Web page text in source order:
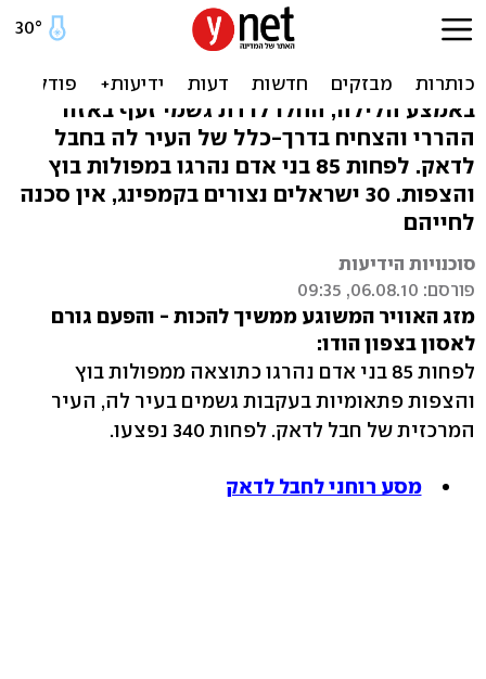
הודו: עשרות הרוגים בשטפון,
ישראלים תקועים
באמצע הלילה, החלו לרדת גשמי זעף באזור
ההררי והצחיח בדרך-כלל של העיר לה בחבל
לדאק. לפחות 85 בני אדם נהרגו במפולות בוץ
והצפות. 30 ישראלים נצורים בקמפינג, אין סכנה
לחייהם
סוכנויות הידיעות
פורסם: 06.08.10, 09:35
מזג האוויר המשוגע ממשיך להכות - והפעם גורם
לאסון בצפון הודו:
לפחות 85 בני אדם נהרגו כתוצאה ממפולות בוץ
והצפות פתאומיות בעקבות גשמים בעיר לה, העיר
המרכזית של חבל לדאק. לפחות 340 נפצעו.
מסע רוחני לחבל לדאק